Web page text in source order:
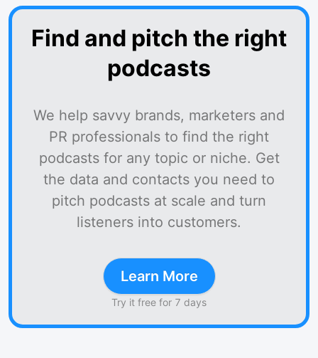
Find and pitch the right
podcasts
We help savvy brands, marketers and
PR professionals to find the right
podcasts for any topic or niche. Get
the data and contacts you need to
pitch podcasts at scale and turn
listeners into customers.
Learn More
Try it free for 7 days